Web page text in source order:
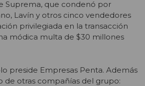
Suprema, que condenó por
Lavín y otros cinco vendedores
privilegiada en la transacción
módica multa de $30 millones
preside Empresas Penta. Además
de otras compañías del grupo: